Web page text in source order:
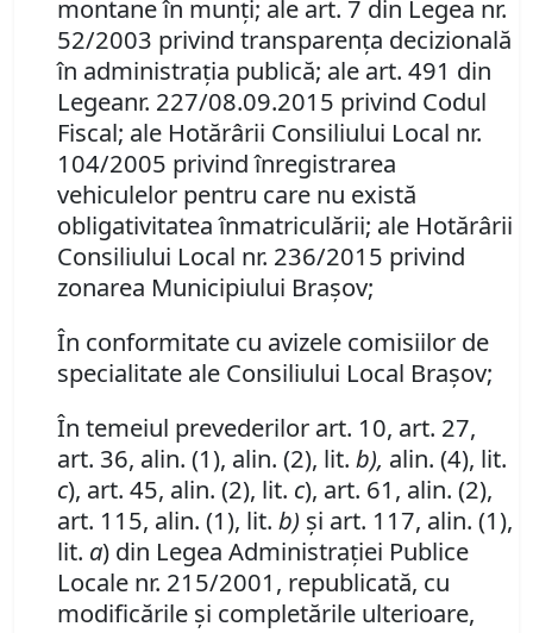
montane în munţi; ale art. 7 din Legea nr.
52/2003 privind transparenţa decizională
în administraţia publică; ale art. 491 din
Legeanr. 227/08.09.2015 privind Codul
Fiscal; ale Hotărârii Consiliului Local nr.
104/2005 privind înregistrarea
vehiculelor pentru care nu există
obligativitatea înmatriculării; ale Hotărârii
Consiliului Local nr. 236/2015 privind
zonarea Municipiului Braşov;
În conformitate cu avizele comisiilor de
specialitate ale Consiliului Local Braşov;
În temeiul prevederilor art. 10, art. 27,
art. 36, alin. (1), alin. (2), lit. b), alin. (4), lit.
c), art. 45, alin. (2), lit. c), art. 61, alin. (2),
art. 115, alin. (1), lit. b) şi art. 117, alin. (1),
lit. a) din Legea Administraţiei Publice
Locale nr. 215/2001, republicată, cu
modificările şi completările ulterioare,